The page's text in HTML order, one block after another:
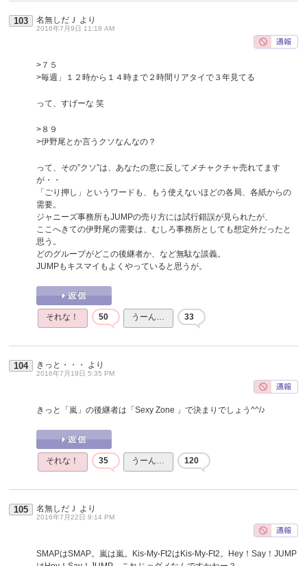
103 名無しだＪ より
2016年7月9日 11:18 AM
>７５
>毎週」１２時から１４時まで２時間リアタイで３年見てる
って、すげーな 笑
>８９
>伊野尾とか言うクソなんなの？
って、その”クソ”は、あなたの意に反してメチャクチャ売れてます
が・・
「ごり押し」というワードも、もう使えないほどの各局、各紙からの
需要。
ジャニーズ事務所もJUMPの売り方には試行錯誤が見られたが、
ここへきての伊野尾の需要は、むしろ事務所としても想定外だったと
思う。
どのグループがどこの後継者か、など無駄な談義。
JUMPもキスマイもよくやっていると思うが。
それな！ 50 うーん… 33
104 きっと・・・ より
2016年7月19日 5:35 PM
きっと「嵐」の後継者は「Sexy Zone 」で決まりでしょう^^/♪
それな！ 35 うーん… 120
105 名無しだＪ より
2016年7月22日 9:14 PM
SMAPはSMAP。嵐は嵐。Kis-My-Ft2はKis-My-Ft2。Hey！Say！JUMP